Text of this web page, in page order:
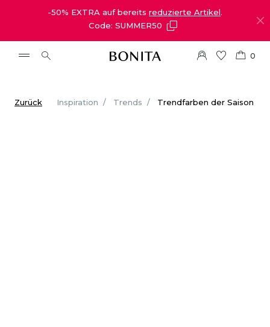
-50% EXTRA auf bereits reduzierte Artikel.
Code: SUMMER50
0
Zurück Inspiration Trends Trendfarben der Saison